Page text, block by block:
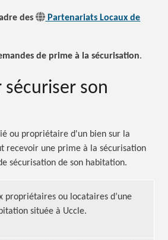
des
Partenariats Locaux de
de prime à la sécurisation.
son
ou propriétaire d'un bien sur la
recevoir une prime à la sécurisation
sécurisation de son habitation.
propriétaires ou locataires d’une
située à Uccle.